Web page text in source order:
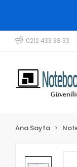
0212 433 38 33
Ana Sayfa